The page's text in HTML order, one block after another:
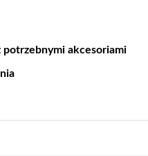
potrzebnymi akcesoriami